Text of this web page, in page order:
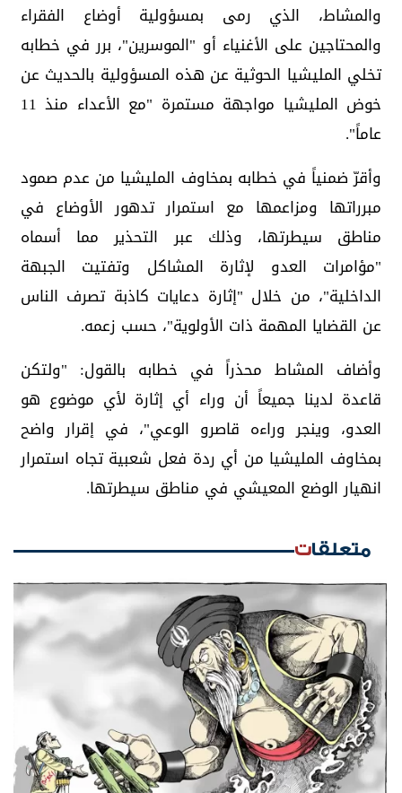
والمشاط، الذي رمى بمسؤولية أوضاع الفقراء
والمحتاجين على الأغنياء أو "الموسرين"، برر في خطابه
تخلي المليشيا الحوثية عن هذه المسؤولية بالحديث عن
خوض المليشيا مواجهة مستمرة "مع الأعداء منذ 11
عاماً".
وأقرّ ضمنياً في خطابه بمخاوف المليشيا من عدم صمود
مبرراتها ومزاعمها مع استمرار تدهور الأوضاع في
مناطق سيطرتها، وذلك عبر التحذير مما أسماه
"مؤامرات العدو لإثارة المشاكل وتفتيت الجبهة
الداخلية"، من خلال "إثارة دعايات كاذبة تصرف الناس
عن القضايا المهمة ذات الأولوية"، حسب زعمه.
وأضاف المشاط محذراً في خطابه بالقول: "ولتكن
قاعدة لدينا جميعاً أن وراء أي إثارة لأي موضوع هو
العدو، وينجر وراءه قاصرو الوعي"، في إقرار واضح
بمخاوف المليشيا من أي ردة فعل شعبية تجاه استمرار
انهيار الوضع المعيشي في مناطق سيطرتها.
متعلقات